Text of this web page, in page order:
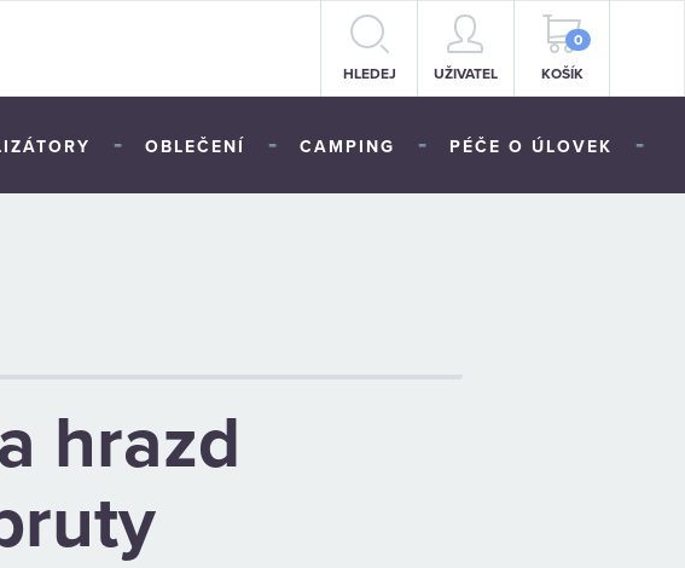
HLEDEJ UŽIVATEL
0
KOŠÍK
- OBLEČENÍ - CAMPING - PÉČE O ÚLOVEK -
hrazd